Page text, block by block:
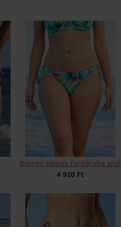
Borneo Hawaii fürdőruha alsó
4 920 Ft